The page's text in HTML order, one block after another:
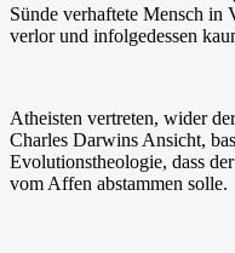
Sünde verhaftete Mensch in
verlor und infolgedessen
Atheisten vertreten, wider
Charles Darwins Ansicht,
Evolutionstheologie, dass
vom Affen abstammen solle.